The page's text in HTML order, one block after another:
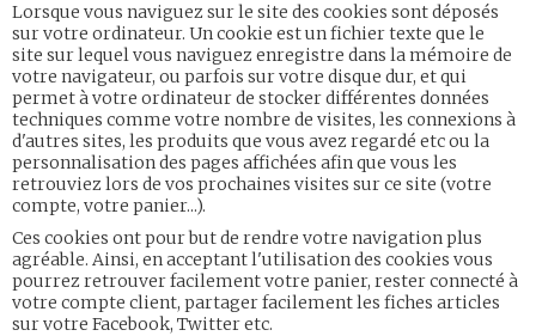
Lorsque vous naviguez sur le site des cookies sont déposés
sur votre ordinateur. Un cookie est un fichier texte que le
site sur lequel vous naviguez enregistre dans la mémoire de
votre navigateur, ou parfois sur votre disque dur, et qui
permet à votre ordinateur de stocker différentes données
techniques comme votre nombre de visites, les connexions à
d'autres sites, les produits que vous avez regardé etc ou la
personnalisation des pages affichées afin que vous les
retrouviez lors de vos prochaines visites sur ce site (votre
compte, votre panier...).
Ces cookies ont pour but de rendre votre navigation plus
agréable. Ainsi, en acceptant l'utilisation des cookies vous
pourrez retrouver facilement votre panier, rester connecté à
votre compte client, partager facilement les fiches articles
sur votre Facebook, Twitter etc.